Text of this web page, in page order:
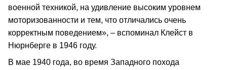
военной техникой, на удивление высоким уровнем
моторизованности и тем, что отличались очень
корректным поведением», – вспоминал Клейст в
Нюрнберге в 1946 году.
В мае 1940 года, во время Западного похода